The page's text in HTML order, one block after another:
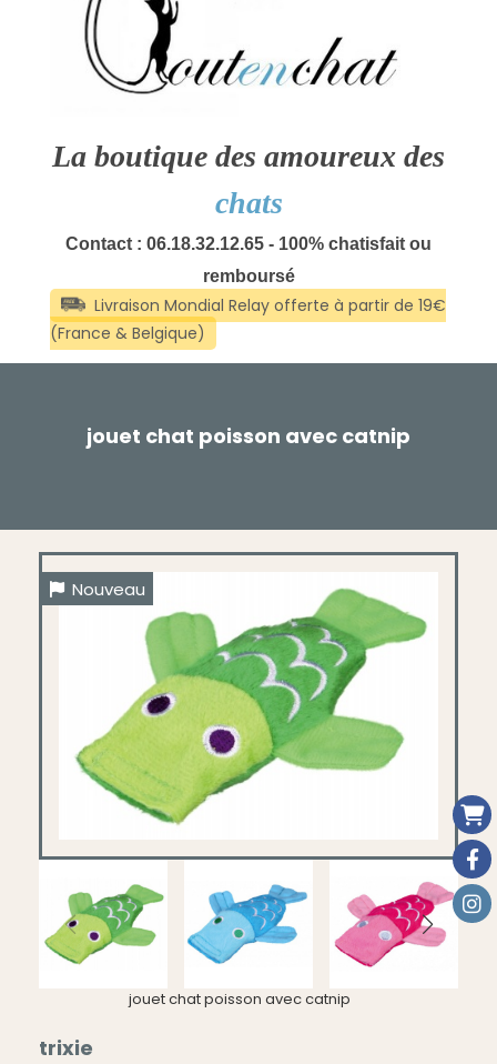
La boutique des amoureux des
chats
Contact : 06.18.32.12.65 - 100% chatisfait ou
remboursé
jouet chat poisson avec catnip
Nouveau
jouet chat poisson avec catnip
trixie